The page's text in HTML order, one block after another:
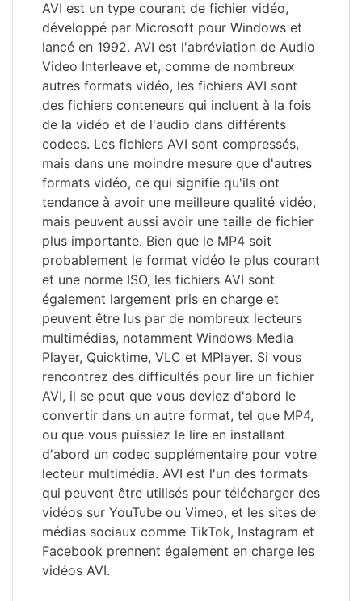
AVI est un type courant de fichier vidéo,
développé par Microsoft pour Windows et
lancé en 1992. AVI est l'abréviation de Audio
Video Interleave et, comme de nombreux
autres formats vidéo, les fichiers AVI sont
des fichiers conteneurs qui incluent à la fois
de la vidéo et de l'audio dans différents
codecs. Les fichiers AVI sont compressés,
mais dans une moindre mesure que d'autres
formats vidéo, ce qui signifie qu'ils ont
tendance à avoir une meilleure qualité vidéo,
mais peuvent aussi avoir une taille de fichier
plus importante. Bien que le MP4 soit
probablement le format vidéo le plus courant
et une norme ISO, les fichiers AVI sont
également largement pris en charge et
peuvent être lus par de nombreux lecteurs
multimédias, notamment Windows Media
Player, Quicktime, VLC et MPlayer. Si vous
rencontrez des difficultés pour lire un fichier
AVI, il se peut que vous deviez d'abord le
convertir dans un autre format, tel que MP4,
ou que vous puissiez le lire en installant
d'abord un codec supplémentaire pour votre
lecteur multimédia. AVI est l'un des formats
qui peuvent être utilisés pour télécharger des
vidéos sur YouTube ou Vimeo, et les sites de
médias sociaux comme TikTok, Instagram et
Facebook prennent également en charge les
vidéos AVI.